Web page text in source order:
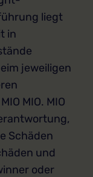
liegt
in
jeweiligen
MIO. MIO
Schäden
und
oder